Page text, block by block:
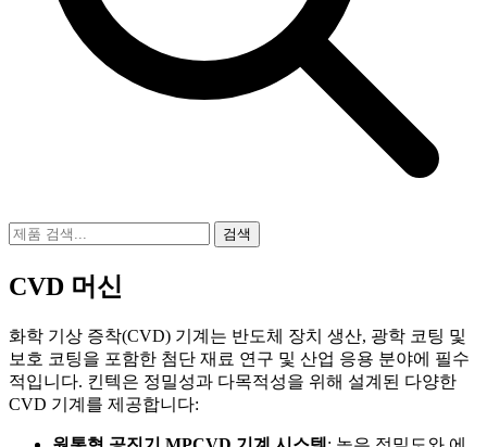
검색
CVD 머신
화학 기상 증착(CVD) 기계는 반도체 장치 생산, 광학 코팅 및
보호 코팅을 포함한 첨단 재료 연구 및 산업 응용 분야에 필수
적입니다. 킨텍은 정밀성과 다목적성을 위해 설계된 다양한
CVD 기계를 제공합니다: